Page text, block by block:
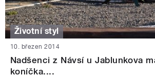
Životní styl
10. březen 2014
Nadšenci z Návsí u Jablunkova
koníčka....